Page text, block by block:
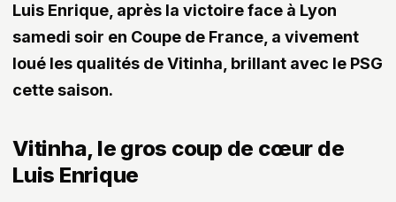
Luis Enrique, après la victoire face à Lyon
samedi soir en Coupe de France, a vivement
loué les qualités de Vitinha, brillant avec le PSG
cette saison.
Vitinha, le gros coup de cœur de
Luis Enrique